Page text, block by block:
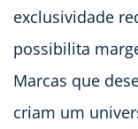
exclusividade
possibilita
Marcas que
criam um